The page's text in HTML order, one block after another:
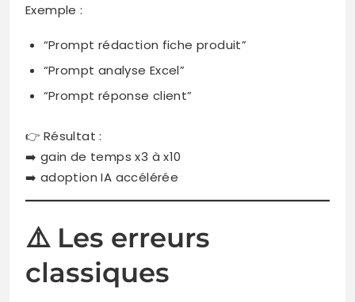
Exemple :
“Prompt rédaction fiche produit”
“Prompt analyse Excel”
“Prompt réponse client”
👉 Résultat :
➡️ gain de temps x3 à x10
➡️ adoption IA accélérée
⚠️ Les erreurs
classiques